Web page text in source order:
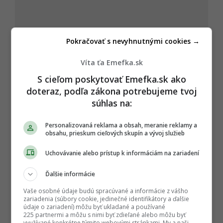
Víta ťa Emefka.sk
S cieľom poskytovať Emefka.sk ako
doteraz, podľa zákona potrebujeme tvoj
súhlas na:
Personalizovaná reklama a obsah, meranie reklamy a
obsahu, prieskum cieľových skupín a vývoj služieb
Uchovávanie alebo prístup k informáciám na zariadení
Ďalšie informácie
Vaše osobné údaje budú spracúvané a informácie z vášho
zariadenia (súbory cookie, jedinečné identifikátory a ďalšie
údaje o zariadení) môžu byť ukladané a používané
225 partnermi a môžu s nimi byť zdieľané alebo môžu byť
Pokračovať s nevyhnutnými cookies →